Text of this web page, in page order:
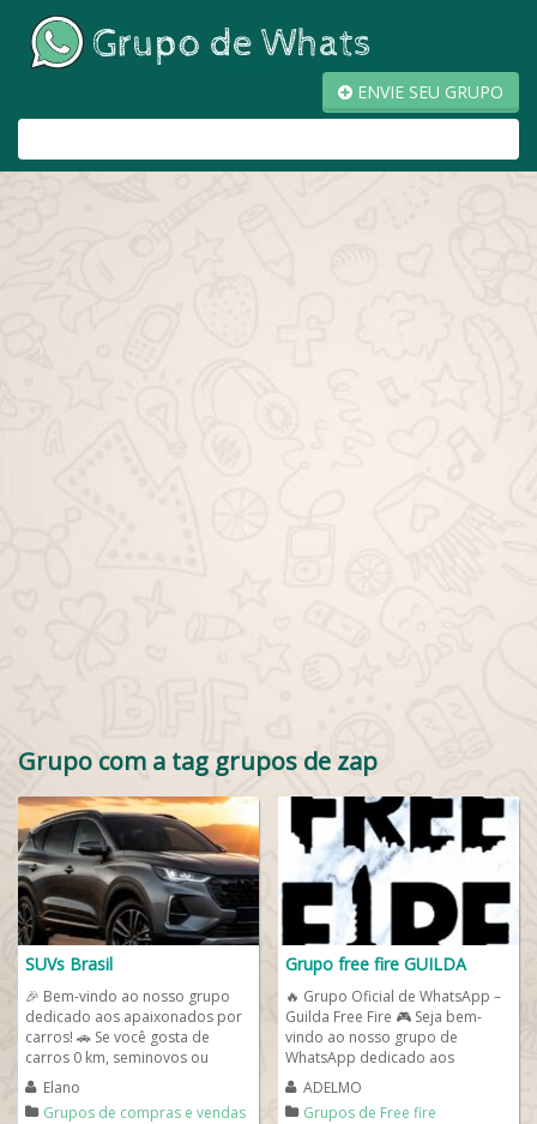
ENVIE SEU GRUPO
Grupo com a tag grupos de zap
SUVs Brasil
🎉 Bem-vindo ao nosso grupo
dedicado aos apaixonados por
carros! 🚗 Se você gosta de
carros 0 km, seminovos ou
usados e é fã de SUVs vendidos
no...
Elano
Grupos de compras e vendas
Grupo free fire GUILDA
🔥 Grupo Oficial de WhatsApp –
Guilda Free Fire 🎮 Seja bem-
vindo ao nosso grupo de
WhatsApp dedicado aos
jogadores de Free Fire ! Aqui
você pode...
ADELMO
Grupos de Free fire